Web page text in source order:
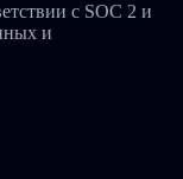
с SOC 2 и
и